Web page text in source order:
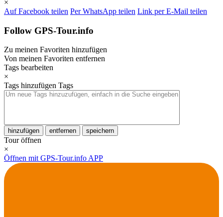
×
Auf Facebook teilen Per WhatsApp teilen Link per E-Mail teilen
Follow GPS-Tour.info
Zu meinen Favoriten hinzufügen
Von meinen Favoriten entfernen
Tags bearbeiten
×
Tags hinzufügen Tags
hinzufügen entfernen speichern
Tour öffnen
×
Öffnen mit GPS-Tour.info APP